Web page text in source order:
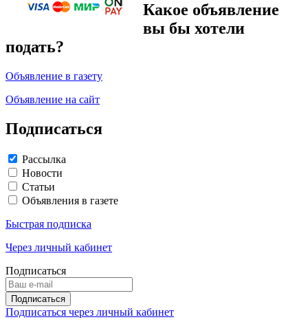
Какое объявление
вы бы хотели
подать?
Объявление в газету
Объявление на сайт
Подписаться
Рассылка
Новости
Статьи
Объявления в газете
Быстрая подписка
Через личный кабинет
Подписаться
Подписаться через личный кабинет